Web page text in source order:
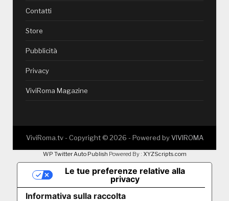
Contatti
Store
Pubblicità
Privacy
ViviRoma Magazine
ViviRoma.tv - Copyright © 2026 - Powered byVIVIROMA
WP Twitter Auto Publish Powered By : XYZScripts.com
Informativa sulla raccolta
Le tue preferenze relative alla
privacy